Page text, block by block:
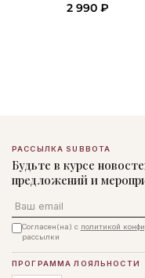
2 990 ₽
РАССЫЛКА SUBBOTA
Будьте в курсе
предложений и
Email
Согласен(на) с политикой
рассылки
ПРОГРАММА ЛОЯЛЬНОСТИ